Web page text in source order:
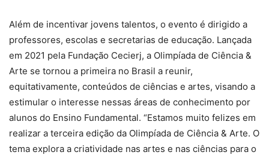
Além de incentivar jovens talentos, o evento é dirigido a
professores, escolas e secretarias de educação. Lançada
em 2021 pela Fundação Cecierj, a Olimpíada de Ciência &
Arte se tornou a primeira no Brasil a reunir,
equitativamente, conteúdos de ciências e artes, visando a
estimular o interesse nessas áreas de conhecimento por
alunos do Ensino Fundamental. “Estamos muito felizes em
realizar a terceira edição da Olimpíada de Ciência & Arte. O
tema explora a criatividade nas artes e nas ciências para o